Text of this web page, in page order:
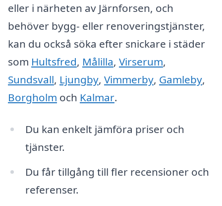
eller i närheten av Järnforsen, och
behöver bygg- eller renoveringstjänster,
kan du också söka efter snickare i städer
som Hultsfred, Målilla, Virserum,
Sundsvall, Ljungby, Vimmerby, Gamleby,
Borgholm och Kalmar.
Du kan enkelt jämföra priser och
tjänster.
Du får tillgång till fler recensioner och
referenser.